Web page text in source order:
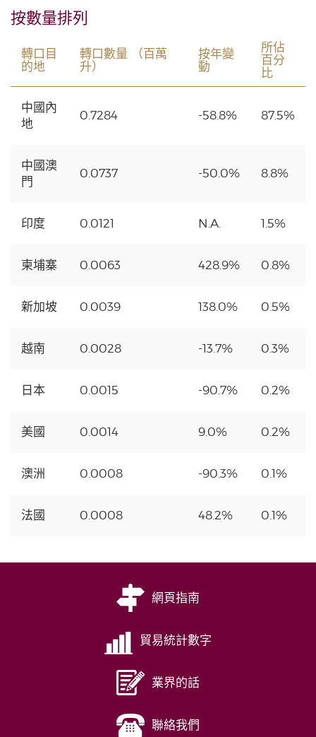
按數量排列
轉口目
的地
轉口數量 （百萬
升）
按年變
動
所佔
百分
比
中國內
地
0.7284 -58.8% 87.5%
中國澳
門
0.0737 -50.0% 8.8%
印度 0.0121 N.A. 1.5%
柬埔寨 0.0063 428.9% 0.8%
新加坡 0.0039 138.0% 0.5%
越南 0.0028 -13.7% 0.3%
日本 0.0015 -90.7% 0.2%
美國 0.0014 9.0% 0.2%
澳洲 0.0008 -90.3% 0.1%
法國 0.0008 48.2% 0.1%
網頁指南
貿易統計數字
業界的話
聯絡我們